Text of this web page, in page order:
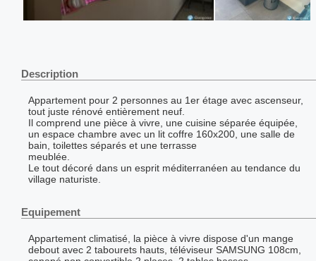
Description
Appartement pour 2 personnes au 1er étage avec ascenseur,
tout juste rénové entièrement neuf.
Il comprend une pièce à vivre, une cuisine séparée équipée,
un espace chambre avec un lit coffre 160x200, une salle de
bain, toilettes séparés et une terrasse
meublée.
Le tout décoré dans un esprit méditerranéen au tendance du
village naturiste.
Equipement
Appartement climatisé, la pièce à vivre dispose d'un mange
debout avec 2 tabourets hauts, téléviseur SAMSUNG 108cm,